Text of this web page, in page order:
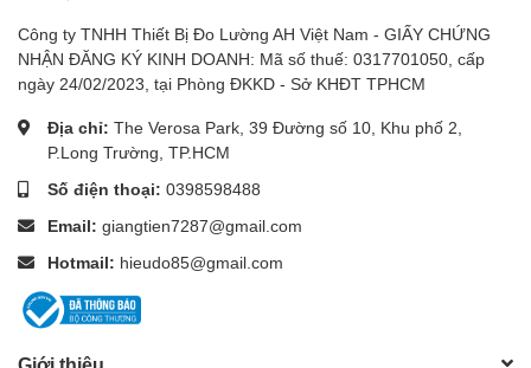
- Tốc độ không khí:
- Phạm vi:
- m/s: 4,1 đến 100,0 m/s
- km/h: 14,7 đến 360,0 km/h
- dặm/h: 9,1 đến 223,7 dặm/h
- hải lý: 7,9 đến 194,3 hải lý
- ft/phút: 81 đến 19.685 ft/phút
Công ty TNHH Thiết Bị Đo Lường AH Việt Nam - GIẤY CHỨNG
NHẬN ĐĂNG KÝ KINH DOANH: Mã số thuế: 0317701050, cấp
ngày 24/02/2023, tại Phòng ĐKKD - Sở KHĐT TPHCM
Địa chỉ: The Verosa Park, 39 Đường số 10, Khu phố 2,
P.Long Trường, TP.HCM
Số điện thoại: 0398598488
Email: giangtien7287@gmail.com
Hotmail: hieudo85@gmail.com